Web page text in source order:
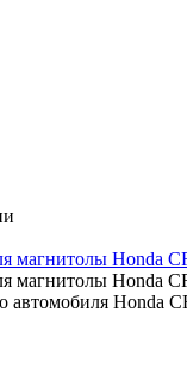
магнитолы Honda
магнитолы Honda
автомобиля Honda